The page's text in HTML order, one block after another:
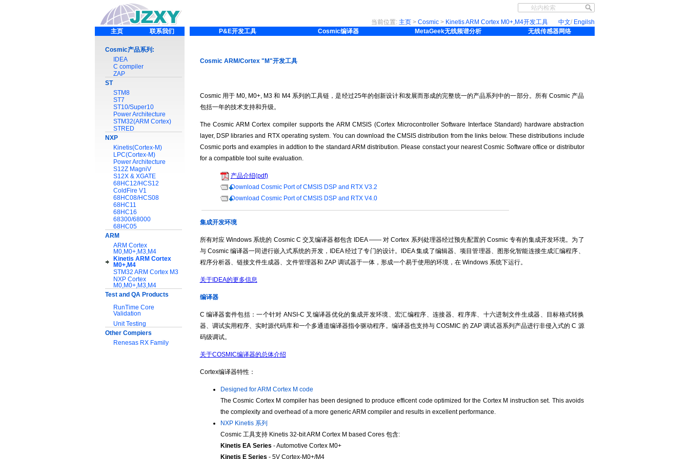
主页 联系我们
Cosmic产品系列:
IDEA
C compiler
ZAP
ST
STM8
ST7
ST10/Super10
Power Architecture
STM32(ARM Cortex)
STRED
NXP
Kinetis(Cortex-M)
LPC(Cortex-M)
Power Architecture
S12Z MagniV
S12X & XGATE
68HC12/HCS12
ColdFire V1
68HC08/HCS08
68HC11
68HC16
68300/68000
68HC05
ARM
ARM Cortex
M0,M0+,M3,M4
Kinetis ARM Cortex
M0+,M4
STM32 ARM Cortex M3
NXP Cortex
M0,M0+,M3,M4
Test and QA Products
RunTime Core
Validation
Unit Testing
Other Compiers
Renesas RX Family
中文/ Engilsh
当前位置: 主页> Cosmic> Kinetis ARM Cortex M0+,M4开发工具
P&E开发工具
Cosmic编译器 MetaGeek无线频谱分析 无线传感器网络
Cosmic ARM/Cortex "M"开发工具
Cosmic 用于 M0, M0+, M3 和 M4 系列的工具链，是经过25年的创新设计和发展而形成的完整统一的产品系列中的一部分。所有 Cosmic 产品
包括一年的技术支持和升级。
The Cosmic ARM Cortex compiler supports the ARM CMSIS (Cortex Microcontroller Software Interface Standard) hardware abstraction
layer, DSP libraries and RTX operating system. You can download the CMSIS distribution from the links below. These distributions include
Cosmic ports and examples in addtion to the standard ARM distribution. Please constact your nearest Cosmic Software office or distributor
for a compatible tool suite evaluation.
产品介绍(pdf)
Download Cosmic Port of CMSIS DSP and RTX V3.2
Download Cosmic Port of CMSIS DSP and RTX V4.0
集成开发环境
所有对应 Windows 系统的 Cosmic C 交叉编译器都包含 IDEA —— 对 Cortex 系列处理器经过预先配置的 Cosmic 专有的集成开发环境。为了
与 Cosmic 编译器一同进行嵌入式系统的开发，IDEA 经过了专门的设计。IDEA 集成了编辑器、项目管理器、图形化智能连接生成汇编程序、
程序分析器、链接文件生成器、文件管理器和 ZAP 调试器于一体，形成一个易于使用的环境，在 Windows 系统下运行。
关于IDEA的更多信息
编译器
C 编译器套件包括：一个针对 ANSI-C 叉编译器优化的集成开发环境、宏汇编程序、连接器、程序库、十六进制文件生成器、目标格式转换
器、调试实用程序、实时源代码库和一个多通道编译器指令驱动程序。编译器也支持与 COSMIC 的 ZAP 调试器系列产品进行非侵入式的 C 源
码级调试。
关于COSMIC编译器的总体介绍
Cortex编译器特性：
Designed for ARM Cortex M code
The Cosmic Cortex M compiler has been designed to produce efficent code optimized for the Cortex M instruction set. This avoids
the complexity and overhead of a more generic ARM compiler and results in excellent performance.
NXP Kinetis 系列
Cosmic 工具支持 Kinetis 32-bit ARM Cortex M based Cores 包含:
Kinetis EA Series - Automotive Cortex M0+
Kinetis E Series - 5V Cortex-M0+/M4